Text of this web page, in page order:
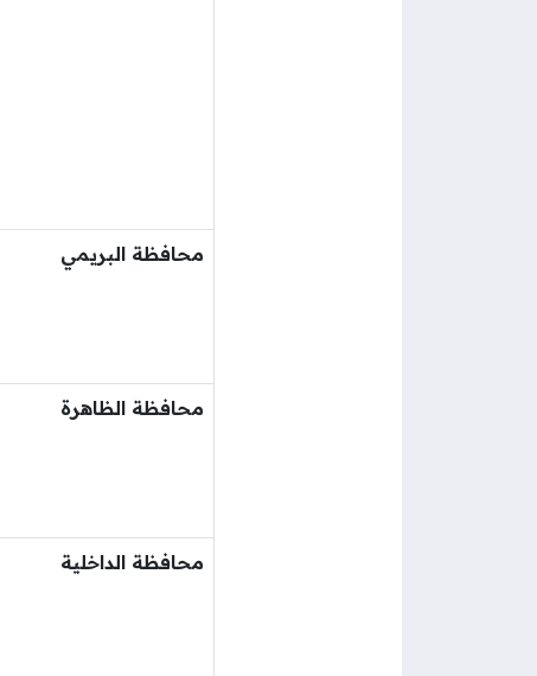
محافظة البريمي
محافظة الظاهرة
محافظة الداخلية